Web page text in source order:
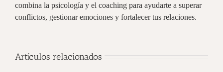
combina la psicología y el coaching para ayudarte a superar
conflictos, gestionar emociones y fortalecer tus relaciones.
Artículos relacionados